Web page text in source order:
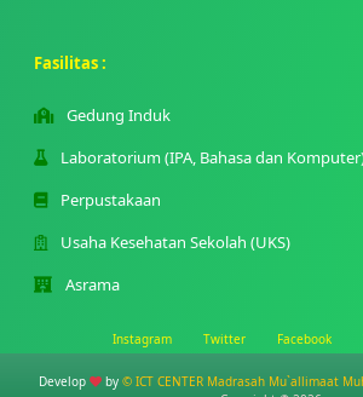
Fasilitas :
Gedung Induk
Laboratorium (IPA, Bahasa dan
Perpustakaan
Usaha Kesehatan Sekolah (UKS)
Asrama
Instagram Twitter Facebook
Develop by © ICT CENTER Madrasah Mu`allimaat